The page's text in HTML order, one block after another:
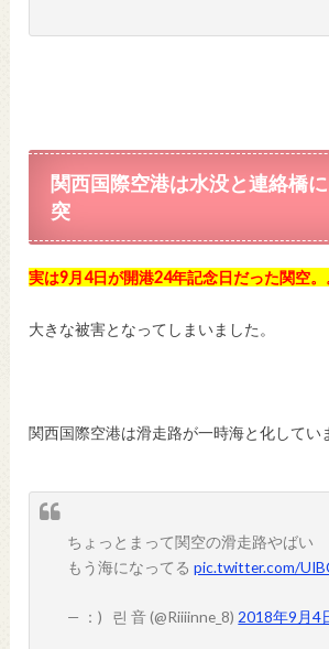
関西国際空港は水没と連絡橋
突
実は9月4日が開港24年記念日だった関空。
大きな被害となってしまいました。
関西国際空港は滑走路が一時海と化してい
ちょっとまって関空の滑走路やばい
もう海になってるpic.twitter.com/
— ：)   린 音 (@Riiiinne_8) 2018年9月4